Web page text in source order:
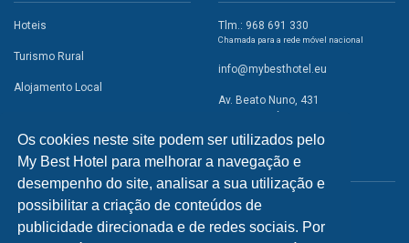
Os cookies neste site podem ser utilizados pelo
My Best Hotel para melhorar a navegação e
desempenho do site, analisar a sua utilização e
possibilitar a criação de conteúdos de
publicidade direcionada e de redes sociais. Por
Hoteis
Turismo Rural
Alojamento Local
Campismo
Atividades
Restaurantes
Tlm.: 968 691 330
Chamada para a rede móvel nacional
info@mybesthotel.eu
Av. Beato Nuno, 431
2495-401 Fátima
REDES SOCIAIS